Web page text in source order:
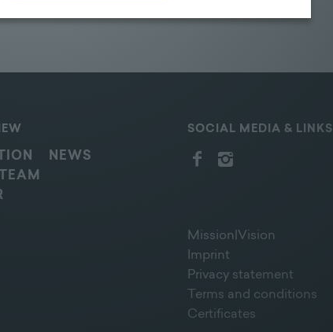
NEWS
TEAM
SOCIAL MEDIA & LINKS
Mission|Vision
Imprint
Privacy statement
Terms and conditions
Certificates